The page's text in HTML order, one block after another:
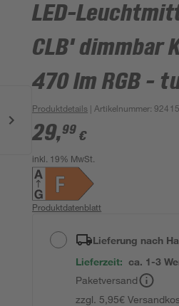
LED-
CLB' dimmbar
470 lm RGB -
Produktdetails | Artikelnummer:
29,99 €
inkl. 19% MwSt.
Produktdatenblatt
Lieferung nach
Lieferzeit: ca. 1-3
Paketversand
zzgl. 5,95€